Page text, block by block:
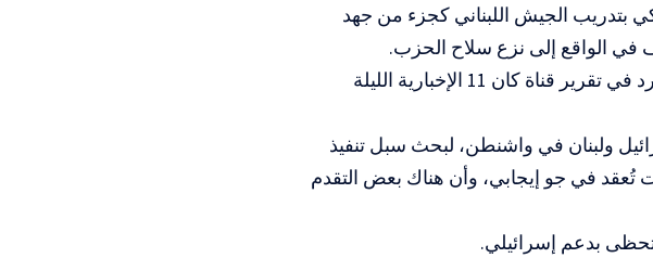
بتدريب الجيش اللبناني كجزء من جهد
الواقع إلى نزع سلاح الحزب.
وتفيد التقارير بأنها تتلقى أيضاً دعماً من إسرائيل، كما ورد في تقرير قناة كان 11 الإخبارية الليلة
ولبنان في واشنطن، لبحث سبل تنفيذ
في جو إيجابي، وأن هناك بعض التقدم
بدعم إسرائيلي.